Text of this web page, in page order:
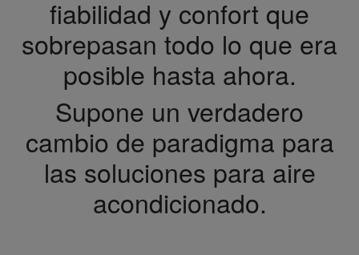
fiabilidad y confort que
sobrepasan todo lo que era
posible hasta ahora.
Supone un verdadero
cambio de paradigma para
las soluciones para aire
acondicionado.